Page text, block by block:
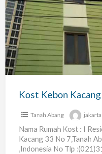
Kebon
Kacang
No.33,dekat
Plaza
Ind
,grand
Tanah Abang jakarta
Nama Rumah Kost : I
Kacang 33 No 7,Tanah
,Indonesia No Tlp